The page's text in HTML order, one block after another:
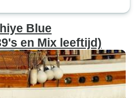
mensen
schok was.
Blue
en Mix leeftijd)